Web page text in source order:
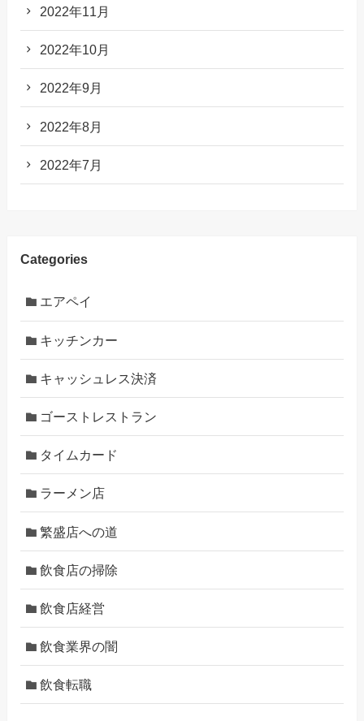
2022年11月
2022年10月
2022年9月
2022年8月
2022年7月
Categories
エアペイ
キッチンカー
キャッシュレス決済
ゴーストレストラン
タイムカード
ラーメン店
繁盛店への道
飲食店の掃除
飲食店経営
飲食業界の闇
飲食転職